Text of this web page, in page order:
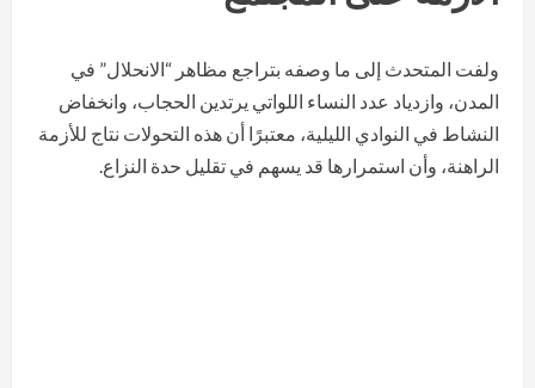
ولفت المتحدث إلى ما وصفه بتراجع مظاهر “الانحلال” في
المدن، وازدياد عدد النساء اللواتي يرتدين الحجاب، وانخفاض
النشاط في النوادي الليلية، معتبرًا أن هذه التحولات نتاج للأزمة
الراهنة، وأن استمرارها قد يسهم في تقليل حدة النزاع.